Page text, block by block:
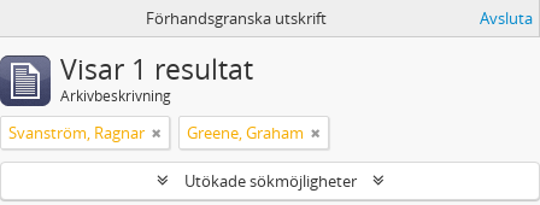
Förhandsgranska utskrift Avsluta
Visar 1 resultat
Arkivbeskrivning
Svanström, Ragnar Greene, Graham
Utökade sökmöjligheter